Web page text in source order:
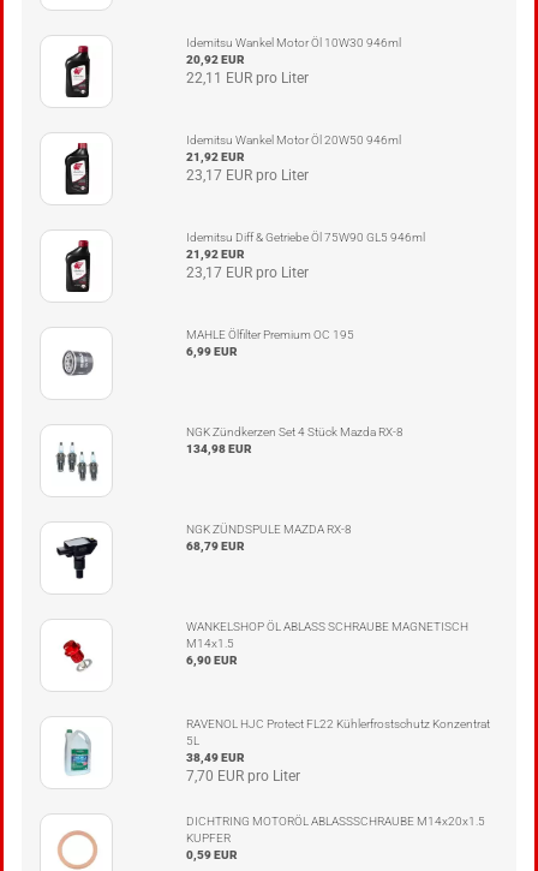
Idemitsu Wankel Motor Öl 10W30 946ml
20,92 EUR
22,11 EUR pro Liter
Idemitsu Wankel Motor Öl 20W50 946ml
21,92 EUR
23,17 EUR pro Liter
Idemitsu Diff & Getriebe Öl 75W90 GL5 946ml
21,92 EUR
23,17 EUR pro Liter
MAHLE Ölfilter Premium OC 195
6,99 EUR
NGK Zündkerzen Set 4 Stück Mazda RX-8
134,98 EUR
NGK ZÜNDSPULE MAZDA RX-8
68,79 EUR
WANKELSHOP ÖL ABLASS SCHRAUBE MAGNETISCH
M14x1.5
6,90 EUR
RAVENOL HJC Protect FL22 Kühlerfrostschutz Konzentrat
5L
38,49 EUR
7,70 EUR pro Liter
DICHTRING MOTORÖL ABLASSSCHRAUBE M14x20x1.5
KUPFER
0,59 EUR